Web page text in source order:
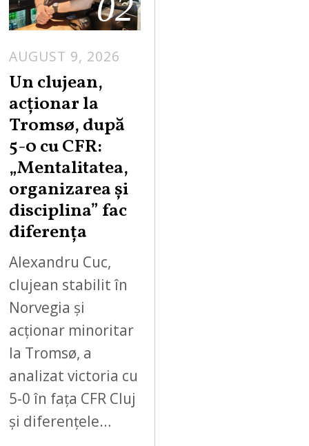
AUGUST 9, 2026
Un clujean,
acționar la
Tromsø, după
5-0 cu CFR:
„Mentalitatea,
organizarea și
disciplina” fac
diferența
Alexandru Cuc,
clujean stabilit în
Norvegia și
acționar minoritar
la Tromsø, a
analizat victoria cu
5-0 în fața CFR Cluj
și diferențele…